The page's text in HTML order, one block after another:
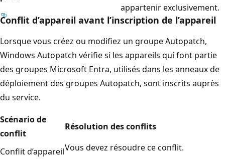
appartenir exclusivement.
Conflit d’appareil avant l’inscription de l’appareil
Lorsque vous créez ou modifiez un groupe Autopatch,
Windows Autopatch vérifie si les appareils qui font partie
des groupes Microsoft Entra, utilisés dans les anneaux de
déploiement des groupes Autopatch, sont inscrits auprès
du service.
Scénario de
conflit
Résolution des conflits
Conflit d’appareilVous devez résoudre ce conflit.